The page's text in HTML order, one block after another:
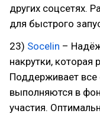
других соцсетях.
для быстрого
23) Socelin –
накрутки, которая
Поддерживает все
выполняются в
участия.